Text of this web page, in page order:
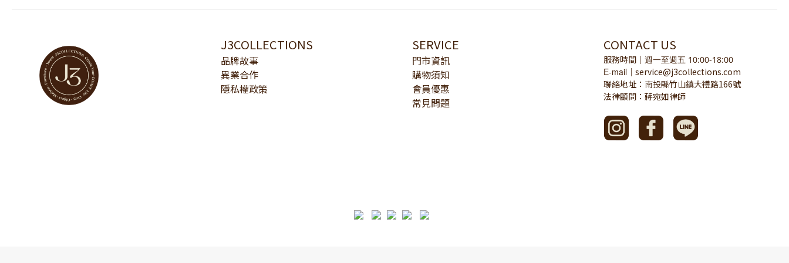
J3COLLECTIONS
品牌故事
異業合作
隱私權政策
SERVICE
門市資訊
購物須知
會員優惠
常見問題
CONTACT US
服務時間 ｜ 週一至週五 10:00-18:00
E-mail ｜ service@j3collections.com
聯絡地址：南投縣竹山鎮大禮路166號
法律顧問：蔣宛如律師